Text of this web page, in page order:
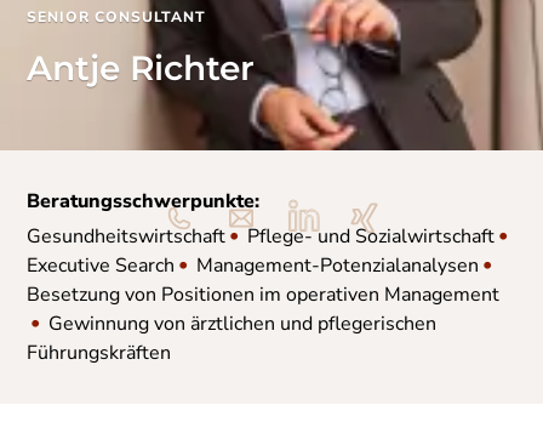
SENIOR CONSULTANT
Antje Richter
Beratungsschwerpunkte:
Gesundheitswirtschaft• Pflege- und Sozialwirtschaft•
Executive Search • Management-Potenzialanalysen •
Besetzung von Positionen im operativen Management
• Gewinnung von ärztlichen und pflegerischen
Führungskräften